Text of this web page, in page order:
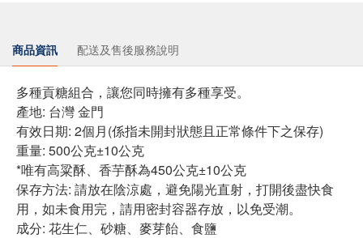
商品資訊 配送及售後服務說明
多種貢糖組合，讓您同時擁有多種享受。
產地: 台灣 金門
有效日期: 2個月(係指未開封狀態且正常條件下之保存)
重量: 500公克±10公克
*唯有高粱酥、香芋酥為450公克±10公克
保存方法: 請放在陰涼處，避免陽光直射，打開後盡快食
用，如未食用完，請用密封容器存放，以免受潮。
成分: 花生仁、砂糖、麥芽飴、食鹽